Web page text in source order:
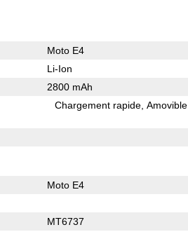
Moto E4
Li-Ion
2800 mAh
Chargement rapide Amovible
Moto E4
MT6737